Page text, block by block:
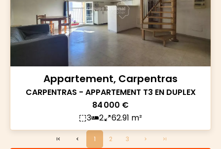
Appartement, Carpentras
CARPENTRAS - APPARTEMENT T3 EN DUPLEX
84 000 €
3
2 62.91 m²
1 2 3